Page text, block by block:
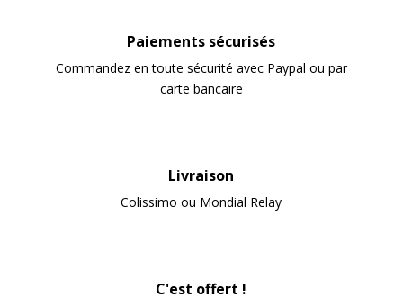
Paiements sécurisés
Commandez en toute sécurité avec Paypal ou par
carte bancaire
Livraison
Colissimo ou Mondial Relay
C'est offert !